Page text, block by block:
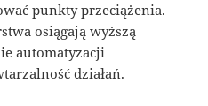
punkty przeciążenia.
osiągają wyższą
automatyzacji
działań.